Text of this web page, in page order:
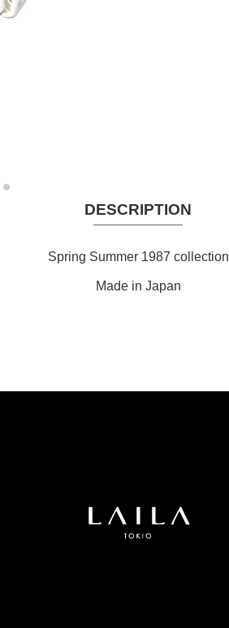
DESCRIPTION
Spring Summer 1987 collection
Made in Japan